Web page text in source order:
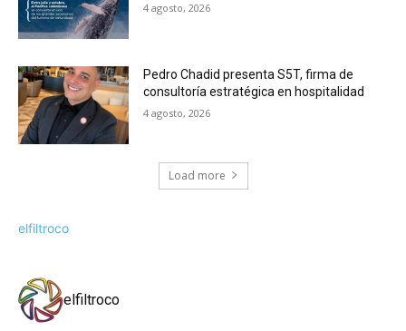
4 agosto, 2026
Pedro Chadid presenta S5T, firma de
consultoría estratégica en hospitalidad
4 agosto, 2026
Load more
elfiltroco
elfiltroco